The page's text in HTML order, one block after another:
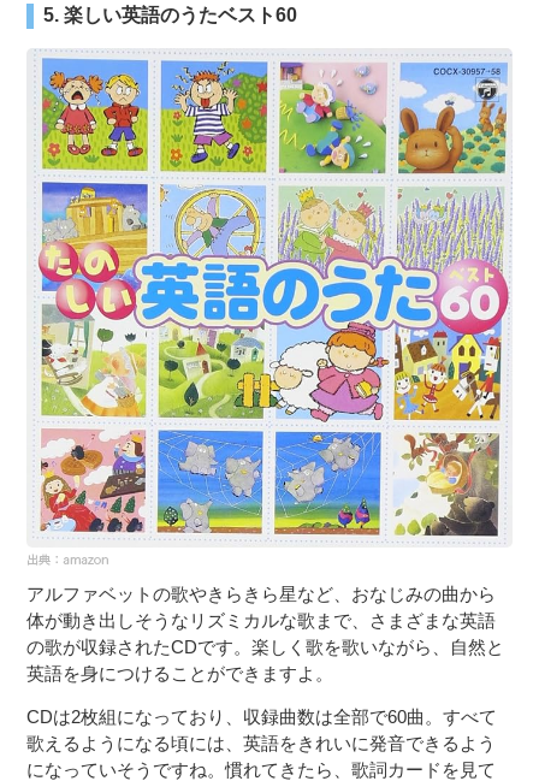
5. 楽しい英語のうたベスト60
アルファベットの歌やきらきら星など、おなじみの曲から
体が動き出しそうなリズミカルな歌まで、さまざまな英語
の歌が収録されたCDです。楽しく歌を歌いながら、自然と
英語を身につけることができますよ。
CDは2枚組になっており、収録曲数は全部で60曲。すべて
歌えるようになる頃には、英語をきれいに発音できるよう
になっていそうですね。慣れてきたら、歌詞カードを見て